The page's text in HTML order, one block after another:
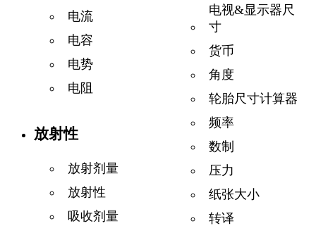
电流
电容
电势
电阻
放射性
放射剂量
放射性
吸收剂量
电视&显示器尺
寸
货币
角度
轮胎尺寸计算器
频率
数制
压力
纸张大小
转译